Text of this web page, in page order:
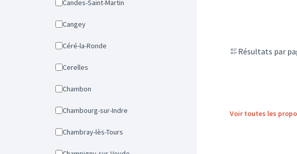
Candes-Saint-Martin
Cangey
Céré-la-Ronde
Cerelles
Chambon
Chambourg-sur-Indre
Chambray-lès-Tours
Résultats par
Voir toutes les